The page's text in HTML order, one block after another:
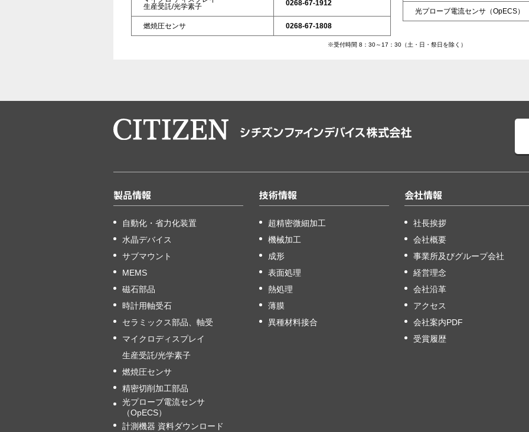
生産受託/光学素子
0268-67-1912
燃焼圧センサ 0268-67-1808
光プローブ電流センサ（OpECS）
※受付時間 8：30～17：30（土・日・祭日を除く）
製品情報
自動化・省力化装置
水晶デバイス
サブマウント
MEMS
磁石部品
時計用軸受石
セラミックス部品、軸受
マイクロディスプレイ
生産受託/光学素子
燃焼圧センサ
精密切削加工部品
光プローブ電流センサ
（OpECS）
計測機器 資料ダウンロード
技術情報
超精密微細加工
機械加工
成形
表面処理
熱処理
薄膜
異種材料接合
会社情報
社長挨拶
会社概要
事業所及びグループ会社
経営理念
会社沿革
アクセス
会社案内PDF
受賞履歴